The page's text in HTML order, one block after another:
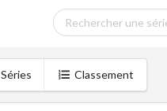
Séries Classement